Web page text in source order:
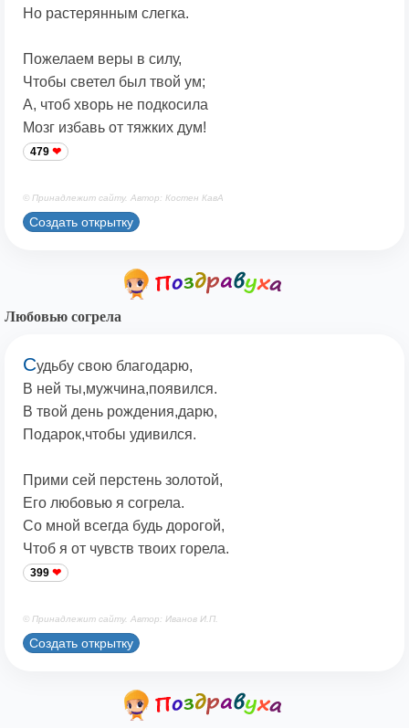
Но растерянным слегка.
Пожелаем веры в силу,
Чтобы светел был твой ум;
А, чтоб хворь не подкосила
Мозг избавь от тяжких дум!
479
© Принадлежит сайту. Автор: Костен КавА
Создать открытку
Любовью согрела
Судьбу свою благодарю,
В ней ты,мужчина,появился.
В твой день рождения,дарю,
Подарок,чтобы удивился.
Прими сей перстень золотой,
Его любовью я согрела.
Со мной всегда будь дорогой,
Чтоб я от чувств твоих горела.
399
© Принадлежит сайту. Автор: Иванов И.П.
Создать открытку